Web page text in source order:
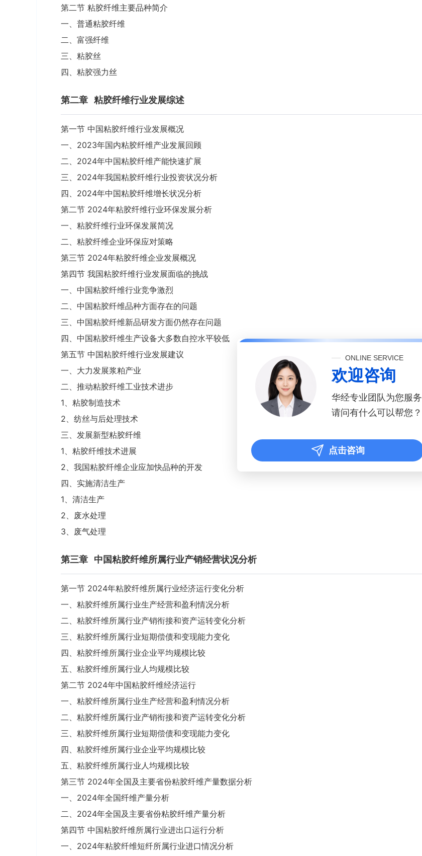
第二节 粘胶纤维主要品种简介
一、普通粘胶纤维
二、富强纤维
三、粘胶丝
四、粘胶强力丝
第二章 粘胶纤维行业发展综述
第一节 中国粘胶纤维行业发展概况
一、2023年国内粘胶纤维产业发展回顾
二、2024年中国粘胶纤维产能快速扩展
三、2024年我国粘胶纤维行业投资状况分析
四、2024年中国粘胶纤维增长状况分析
第二节 2024年粘胶纤维行业环保发展分析
一、粘胶纤维行业环保发展简况
二、粘胶纤维企业环保应对策略
第三节 2024年粘胶纤维企业发展概况
第四节 我国粘胶纤维行业发展面临的挑战
一、中国粘胶纤维行业竞争激烈
二、中国粘胶纤维品种方面存在的问题
三、中国粘胶纤维新品研发方面仍然存在问题
四、中国粘胶纤维生产设备大多数自控水平较低
第五节 中国粘胶纤维行业发展建议
一、大力发展浆粕产业
二、推动粘胶纤维工业技术进步
1、粘胶制造技术
2、纺丝与后处理技术
三、发展新型粘胶纤维
1、粘胶纤维技术进展
2、我国粘胶纤维企业应加快品种的开发
四、实施清洁生产
1、清洁生产
2、废水处理
3、废气处理
第三章 中国粘胶纤维所属行业产销经营状况分析
第一节 2024年粘胶纤维所属行业经济运行变化分析
一、粘胶纤维所属行业生产经营和盈利情况分析
二、粘胶纤维所属行业产销衔接和资产运转变化分析
三、粘胶纤维所属行业短期偿债和变现能力变化
四、粘胶纤维所属行业企业平均规模比较
五、粘胶纤维所属行业人均规模比较
第二节 2024年中国粘胶纤维经济运行
一、粘胶纤维所属行业生产经营和盈利情况分析
二、粘胶纤维所属行业产销衔接和资产运转变化分析
三、粘胶纤维所属行业短期偿债和变现能力变化
四、粘胶纤维所属行业企业平均规模比较
五、粘胶纤维所属行业人均规模比较
第三节 2024年全国及主要省份粘胶纤维产量数据分析
一、2024年全国纤维产量分析
二、2024年全国及主要省份粘胶纤维产量分析
第四节 中国粘胶纤维所属行业进出口运行分析
一、2024年粘胶纤维短纤所属行业进口情况分析
ONLINE SERVICE
欢迎咨询
华经专业团队为您服务
请问有什么可以帮您？
点击咨询